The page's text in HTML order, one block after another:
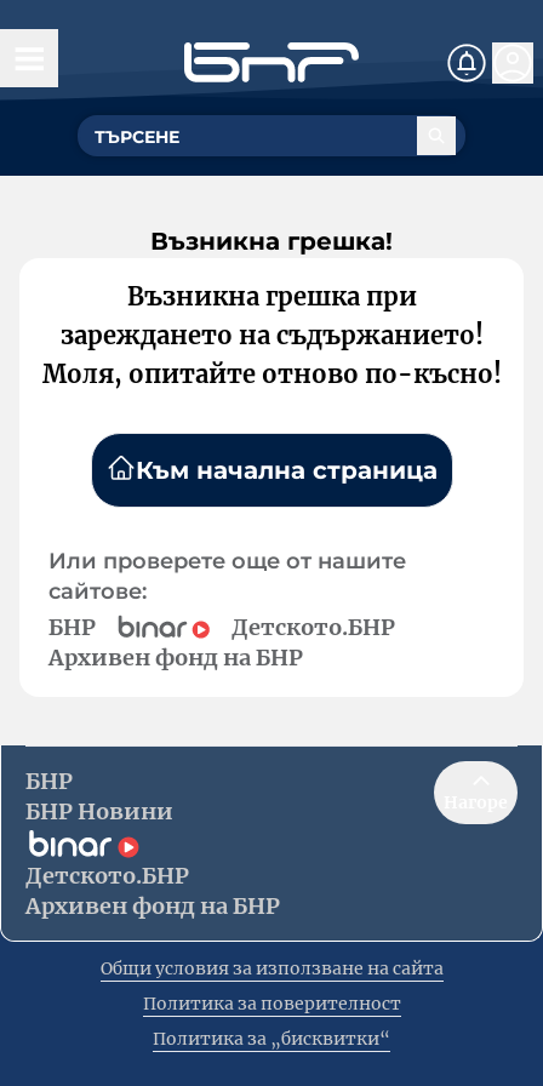
Възникна грешка!
Възникна грешка при
зареждането на съдържанието!
Моля, опитайте отново по-късно!
Към начална страница
Или проверете още от нашите
сайтове:
БНР
Детското.БНР
Архивен фонд на БНР
БНР
БНР Новини
Детското.БНР
Архивен фонд на БНР
Общи условия за използване на сайта
Политика за поверителност
Политика за „бисквитки“